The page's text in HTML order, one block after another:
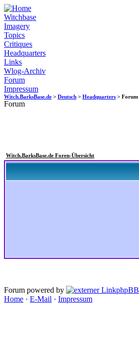
Witchbase
Imagery
Topics
Critiques
Headquarters
Links
Wlog-Archiv
Forum
Impressum
Witch.BarksBase.de > Deutsch > Headquarters > Forum
Forum
Witch.BarksBase.de Foren-Übersicht
Forum powered by phpBB
Home · E-Mail · Impressum